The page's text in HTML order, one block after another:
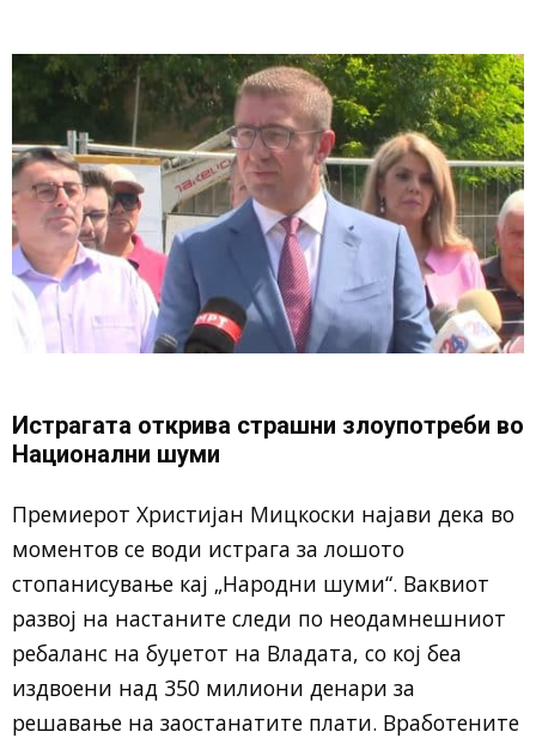
Истрагата открива страшни злоупотреби во
Национални шуми
Премиерот Христијан Мицкоски најави дека во
моментов се води истрага за лошото
стопанисување кај „Народни шуми“. Ваквиот
развој на настаните следи по неодамнешниот
ребаланс на буџетот на Владата, со кој беа
издвоени над 350 милиони денари за
решавање на заостанатите плати. Вработените